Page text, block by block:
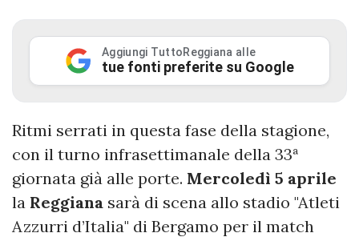
Aggiungi TuttoReggiana alle
tue fonti preferite su Google
Ritmi serrati in questa fase della stagione,
con il turno infrasettimanale della 33ª
giornata già alle porte. Mercoledì 5 aprile
la Reggiana sarà di scena allo stadio "Atleti
Azzurri d’Italia" di Bergamo per il match